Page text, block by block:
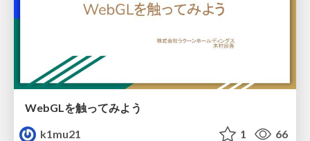
WebGLを触ってみよう
k1mu21
1 66